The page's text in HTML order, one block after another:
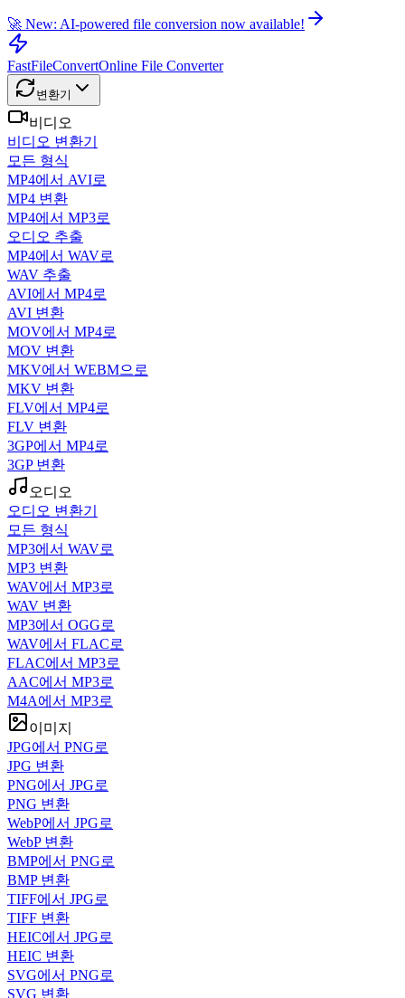
🚀 New: AI-powered file conversion now available!
FastFileConvertOnline File Converter
변환기
비디오
비디오 변환기
모든 형식
MP4에서 AVI로
MP4 변환
MP4에서 MP3로
오디오 추출
MP4에서 WAV로
WAV 추출
AVI에서 MP4로
AVI 변환
MOV에서 MP4로
MOV 변환
MKV에서 WEBM으로
MKV 변환
FLV에서 MP4로
FLV 변환
3GP에서 MP4로
3GP 변환
오디오
오디오 변환기
모든 형식
MP3에서 WAV로
MP3 변환
WAV에서 MP3로
WAV 변환
MP3에서 OGG로
WAV에서 FLAC로
FLAC에서 MP3로
AAC에서 MP3로
M4A에서 MP3로
이미지
JPG에서 PNG로
JPG 변환
PNG에서 JPG로
PNG 변환
WebP에서 JPG로
WebP 변환
BMP에서 PNG로
BMP 변환
TIFF에서 JPG로
TIFF 변환
HEIC에서 JPG로
HEIC 변환
SVG에서 PNG로
SVG 변환